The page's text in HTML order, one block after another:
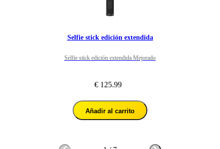
Selfie stick edición extendida
Selfie stick edición extendida Mejorado
€ 125.99
Añadir al carrito